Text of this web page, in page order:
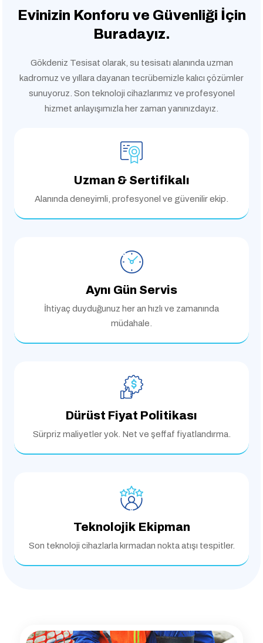
Evinizin Konforu ve Güvenliği İçin
Buradayız.
Gökdeniz Tesisat olarak, su tesisatı alanında uzman
kadromuz ve yıllara dayanan tecrübemizle kalıcı çözümler
sunuyoruz. Son teknoloji cihazlarımız ve profesyonel
hizmet anlayışımızla her zaman yanınızdayız.
Uzman & Sertifikalı
Alanında deneyimli, profesyonel ve güvenilir ekip.
Aynı Gün Servis
İhtiyaç duyduğunuz her an hızlı ve zamanında
müdahale.
Dürüst Fiyat Politikası
Sürpriz maliyetler yok. Net ve şeffaf fiyatlandırma.
Teknolojik Ekipman
Son teknoloji cihazlarla kırmadan nokta atışı tespitler.